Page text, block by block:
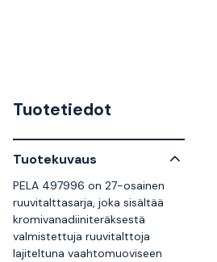
Tuotetiedot
Tuotekuvaus
PELA 497996 on 27-osainen
ruuvitalttasarja, joka sisältää
kromivanadiiniteräksestä
valmistettuja ruuvitalttoja
lajiteltuna vaahtomuoviseen